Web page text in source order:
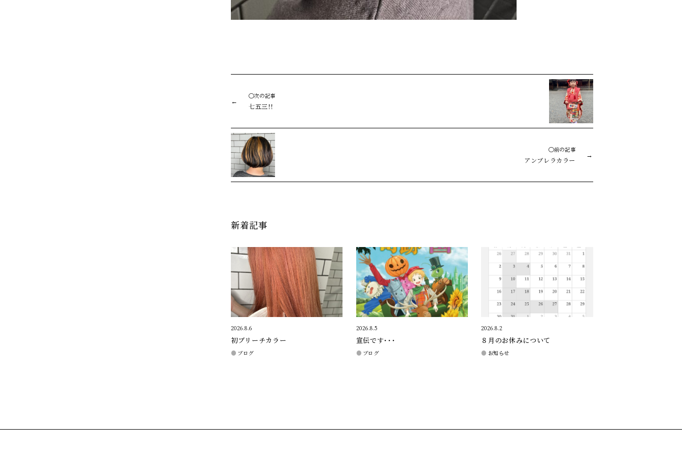
◯次の記事
七五三！！
◯前の記事
アンブレラカラー
新着記事
2026.8.6
初ブリーチカラー
ブログ
2026.8.5
宣伝です・・・
ブログ
2026.8.2
８月のお休みについて
お知らせ